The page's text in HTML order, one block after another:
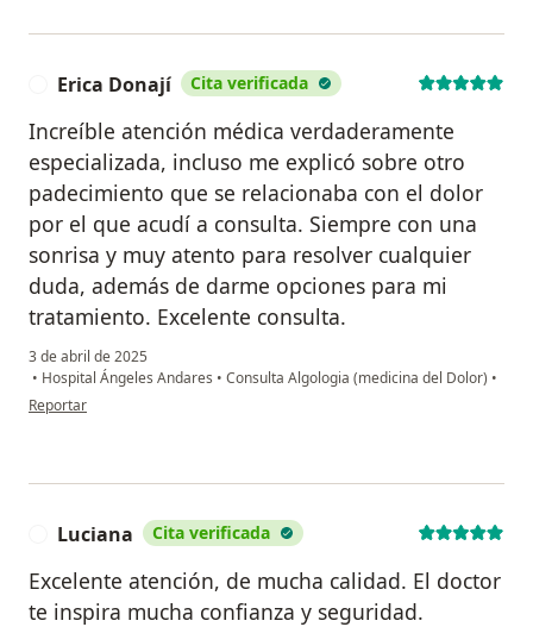
Erica Donají Cita verificada
Increíble atención médica verdaderamente
especializada, incluso me explicó sobre otro
padecimiento que se relacionaba con el dolor
por el que acudí a consulta. Siempre con una
sonrisa y muy atento para resolver cualquier
duda, además de darme opciones para mi
tratamiento. Excelente consulta.
3 de abril de 2025
• Hospital Ángeles Andares • Consulta Algologia (medicina del Dolor) •
en opinión del usuario Erica Donají
Reportar
Luciana Cita verificada
Excelente atención, de mucha calidad. El doctor
te inspira mucha confianza y seguridad.